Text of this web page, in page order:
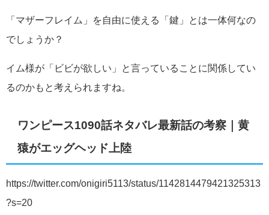
「マザーフレイム」を自由に使える「鍵」とは一体何なの
でしょうか？
イム様が「ビビが欲しい」と言っていることに関係してい
るのかもと考えられますね。
ワンピース1090話ネタバレ最新話の考察｜黄
猿がエッグヘッド上陸
https://twitter.com/onigiri5113/status/1142814479421325313
?s=20